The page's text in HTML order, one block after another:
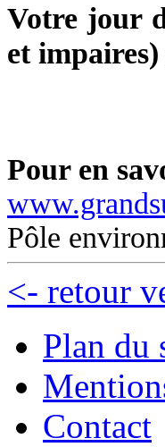
Votre jour
et impaires)
Pour en
Pôle
<- retour
Plan du
Contact